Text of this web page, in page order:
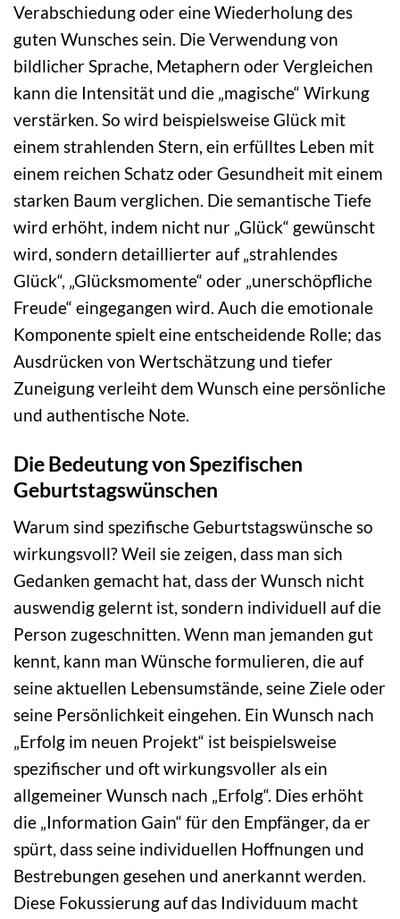
Verabschiedung oder eine Wiederholung des
guten Wunsches sein. Die Verwendung von
bildlicher Sprache, Metaphern oder Vergleichen
kann die Intensität und die „magische“ Wirkung
verstärken. So wird beispielsweise Glück mit
einem strahlenden Stern, ein erfülltes Leben mit
einem reichen Schatz oder Gesundheit mit einem
starken Baum verglichen. Die semantische Tiefe
wird erhöht, indem nicht nur „Glück“ gewünscht
wird, sondern detaillierter auf „strahlendes
Glück“, „Glücksmomente“ oder „unerschöpfliche
Freude“ eingegangen wird. Auch die emotionale
Komponente spielt eine entscheidende Rolle; das
Ausdrücken von Wertschätzung und tiefer
Zuneigung verleiht dem Wunsch eine persönliche
und authentische Note.
Die Bedeutung von Spezifischen
Geburtstagswünschen
Warum sind spezifische Geburtstagswünsche so
wirkungsvoll? Weil sie zeigen, dass man sich
Gedanken gemacht hat, dass der Wunsch nicht
auswendig gelernt ist, sondern individuell auf die
Person zugeschnitten. Wenn man jemanden gut
kennt, kann man Wünsche formulieren, die auf
seine aktuellen Lebensumstände, seine Ziele oder
seine Persönlichkeit eingehen. Ein Wunsch nach
„Erfolg im neuen Projekt“ ist beispielsweise
spezifischer und oft wirkungsvoller als ein
allgemeiner Wunsch nach „Erfolg“. Dies erhöht
die „Information Gain“ für den Empfänger, da er
spürt, dass seine individuellen Hoffnungen und
Bestrebungen gesehen und anerkannt werden.
Diese Fokussierung auf das Individuum macht